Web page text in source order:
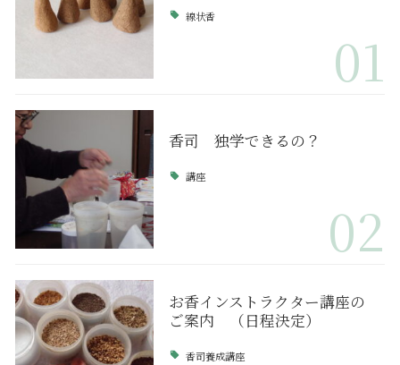
線状香
01
香司 独学できるの？
講座
02
お香インストラクター講座の
ご案内 （日程決定）
香司養成講座